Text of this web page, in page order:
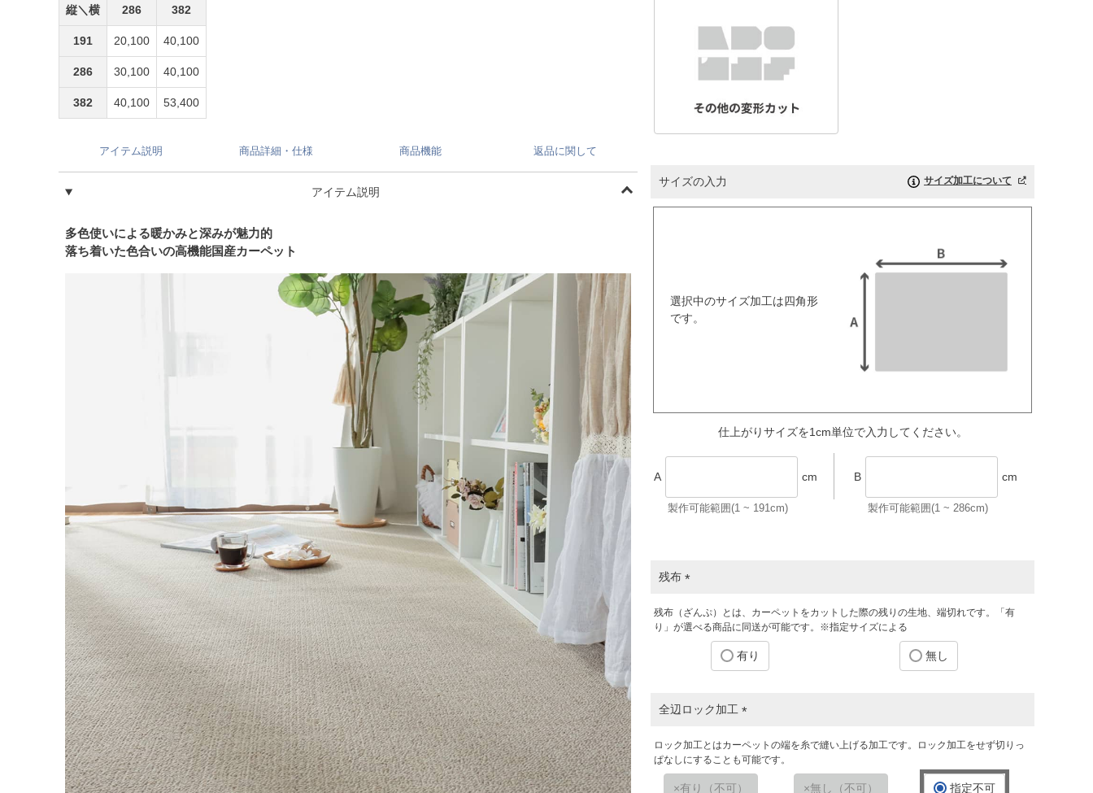
サイズの入力 サイズ加工について
選択中のサイズ加工は四角形
です。
仕上がりサイズを1cm単位で入力してください。
A cm
製作可能範囲(1 ~ 191 cm)
B cm
製作可能範囲(1 ~ 286cm)
残布
必
須
残布（ざんぷ）とは、カーペットをカットした際の残りの生地、端切れです。「有
り」が選べる商品に同送が可能です。※指定サイズによる
有り 無し
全辺ロック加工
必
須
ロック加工とはカーペットの端を糸で縫い上げる加工です。ロック加工をせず切りっ
ぱなしにすることも可能です。
有り（不可） 無し（不可） 指定不可
縦＼横 286 382
191 20,100 40,100
286 30,100 40,100
382 40,100 53,400
アイテム説明 商品詳細・仕様 商品機能 返品に関して
アイテム説明
多色使いによる暖かみと深みが魅力的
落ち着いた色合いの高機能国産カーペット